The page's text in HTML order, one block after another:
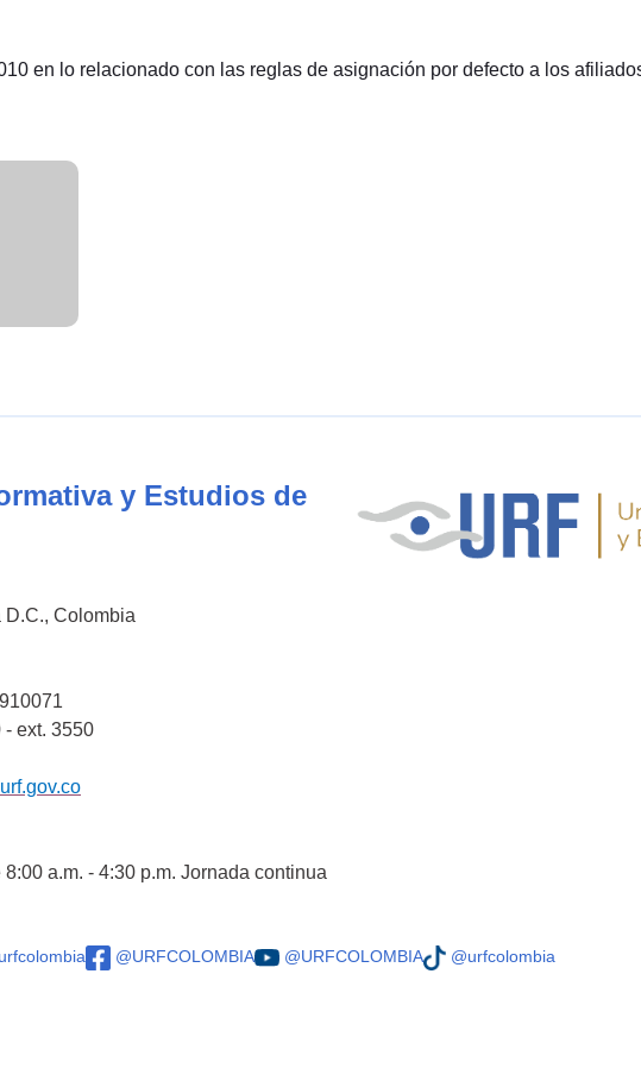
en lo relacionado con las reglas de asignación por defecto a los
y Estudios de
D.C., Colombia
- ext. 3550
a.m. - 4:30 p.m. Jornada continua
@URFCOLOMBIA @URFCOLOMBIA @urfcolombia